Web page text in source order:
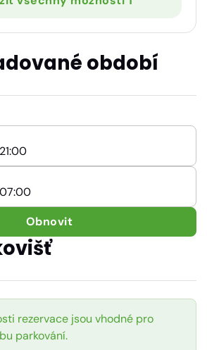
období
Obnovit
rezervace jsou vhodné pro
parkování.